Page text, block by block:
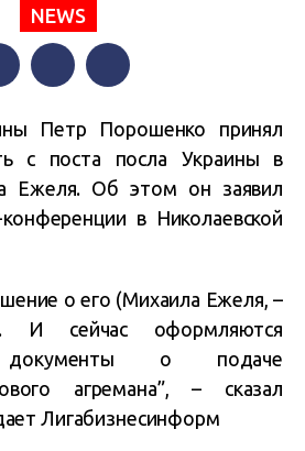
NEWS
Петр Порошенко принял
с поста посла Украины в
Ежеля. Об этом он заявил
в Николаевской
о его (Михаила Ежеля, –
И сейчас оформляются
документы о подаче
агремана”, – сказал
Лигабизнесинформ